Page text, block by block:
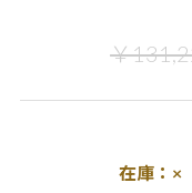
￥
在庫：